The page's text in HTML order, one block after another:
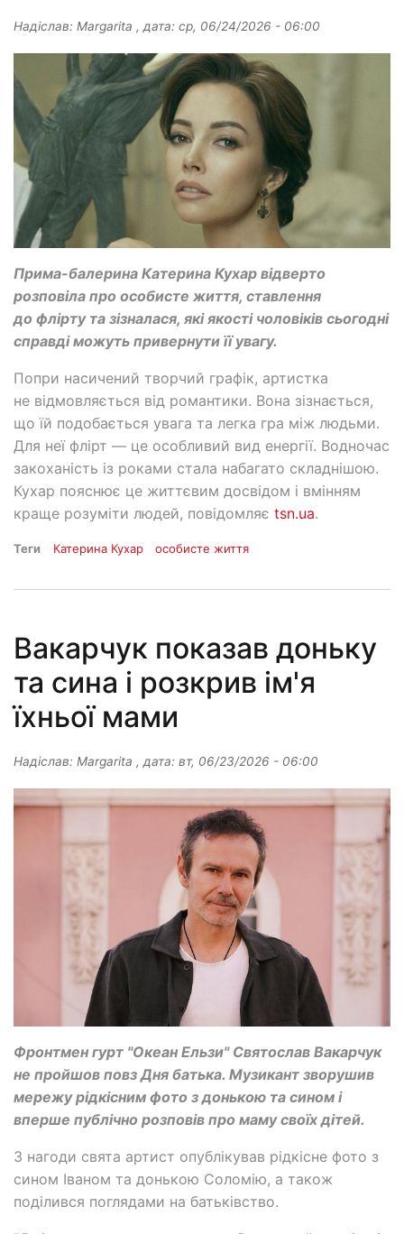
Надіслав: Margarita , дата: ср, 06/24/2026 - 06:00
Прима-балерина Катерина Кухар відверто
розповіла про особисте життя, ставлення
до флірту та зізналася, які якості чоловіків сьогодні
справді можуть привернути її увагу.
Попри насичений творчий графік, артистка
не відмовляється від романтики. Вона зізнається,
що їй подобається увага та легка гра між людьми.
Для неї флірт — це особливий вид енергії. Водночас
закоханість із роками стала набагато складнішою.
Кухар пояснює це життєвим досвідом і вмінням
краще розуміти людей, повідомляє tsn.ua.
Теги Катерина Кухар особисте життя
Вакарчук показав доньку
та сина і розкрив ім'я
їхньої мами
Надіслав: Margarita , дата: вт, 06/23/2026 - 06:00
Фронтмен гурт "Океан Ельзи" Святослав Вакарчук
не пройшов повз Дня батька. Музикант зворушив
мережу рідкісним фото з донькою та сином і
вперше публічно розповів про маму своїх дітей.
З нагоди свята артист опублікував рідкісне фото з
сином Іваном та донькою Соломію, а також
поділився поглядами на батьківство.